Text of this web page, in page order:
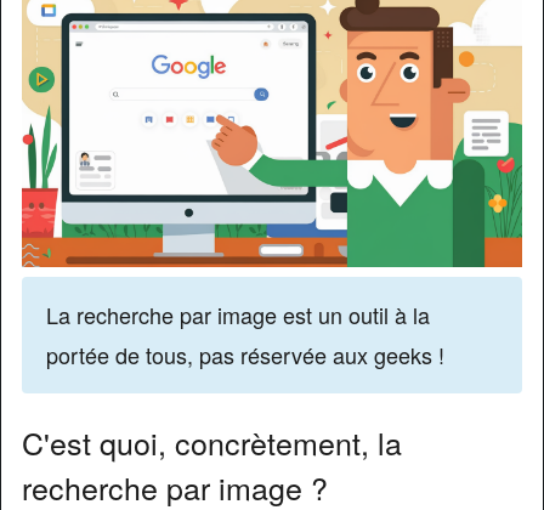
La recherche par image est un outil à la
portée de tous, pas réservée aux geeks !
C'est quoi, concrètement, la
recherche par image ?